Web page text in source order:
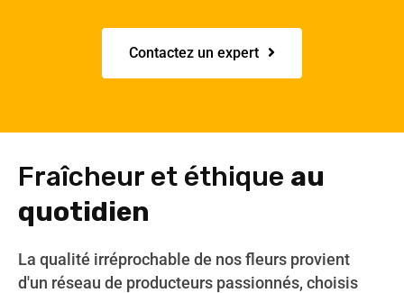
Contactez un expert
Fraîcheur et éthique au
quotidien
La qualité irréprochable de nos fleurs provient
d'un réseau de producteurs passionnés, choisis